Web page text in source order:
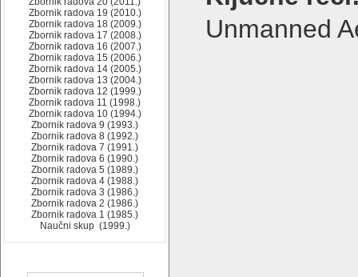
Zbornik radova 19 (2010.)
Zbornik radova 18 (2009.)
Zbornik radova 17 (2008.)
Zbornik radova 16 (2007.)
Zbornik radova 15 (2006.)
Zbornik radova 14 (2005.)
Zbornik radova 13 (2004.)
Zbornik radova 12 (1999.)
Zbornik radova 11 (1998.)
Zbornik radova 10 (1994.)
Zbornik radova 9 (1993.)
Zbornik radova 8 (1992.)
Zbornik radova 7 (1991.)
Zbornik radova 6 (1990.)
Zbornik radova 5 (1989.)
Zbornik radova 4 (1988.)
Zbornik radova 3 (1986.)
Zbornik radova 2 (1986.)
Zbornik radova 1 (1985.)
Naučni skup (1999.)
Unmanned